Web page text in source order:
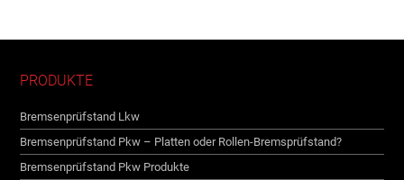
PRODUKTE
Bremsenprüfstand Lkw
Bremsenprüfstand Pkw – Platten oder Rollen-Bremsprüfstand?
Bremsenprüfstand Pkw Produkte